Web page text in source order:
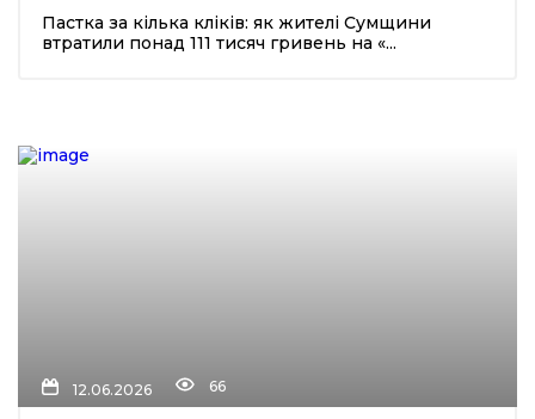
Пастка за кілька кліків: як жителі Сумщини
втратили понад 111 тисяч гривень на «...
12.06.2026 66